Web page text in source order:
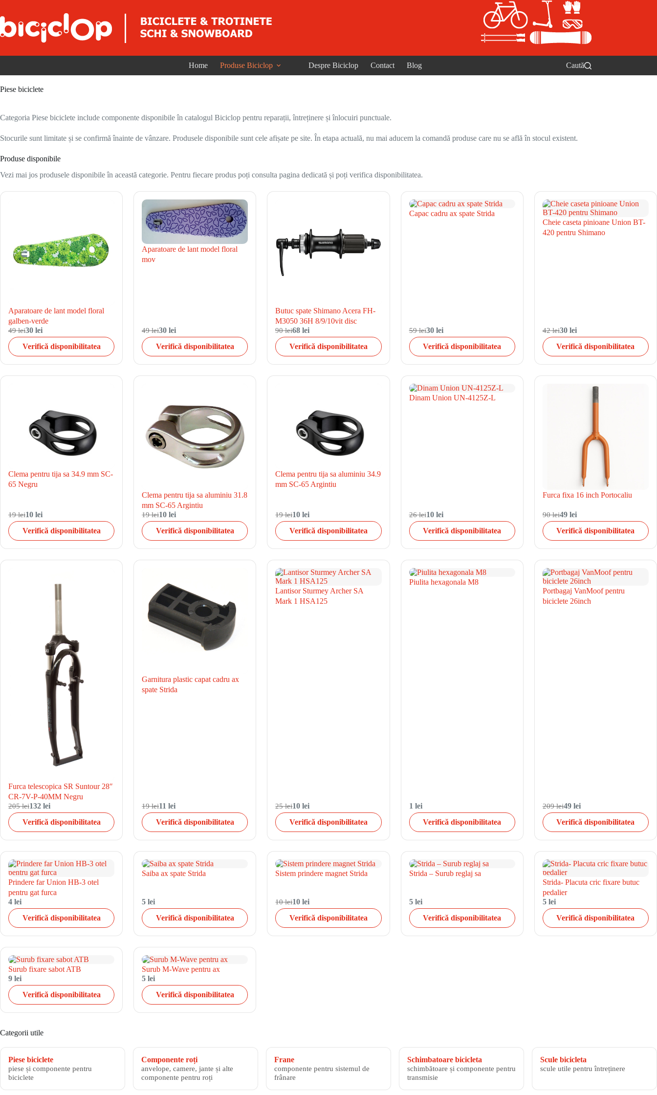
Home Produse Biciclop Despre Biciclop Contact Blog Caută
Piese biciclete
Categoria Piese biciclete include componente disponibile în catalogul Biciclop pentru reparații, întreținere și înlocuiri punctuale.
Stocurile sunt limitate și se confirmă înainte de vânzare. Produsele disponibile sunt cele afișate pe site. În etapa actuală, nu mai aducem la comandă produse care nu se află în stocul existent.
Produse disponibile
Vezi mai jos produsele disponibile în această categorie. Pentru fiecare produs poți consulta pagina dedicată și poți verifica disponibilitatea.
Aparatoare de lant model floral
galben-verde
49 lei30 lei
Verifică disponibilitatea
Aparatoare de lant model floral
mov
49 lei30 lei
Verifică disponibilitatea
Butuc spate Shimano Acera FH-
M3050 36H 8/9/10vit disc
90 lei68 lei
Verifică disponibilitatea
Capac cadru ax spate Strida
59 lei30 lei
Verifică disponibilitatea
Cheie caseta pinioane Union BT-
420 pentru Shimano
42 lei30 lei
Verifică disponibilitatea
Clema pentru tija sa 34.9 mm SC-
65 Negru
19 lei10 lei
Verifică disponibilitatea
Clema pentru tija sa aluminiu 31.8
mm SC-65 Argintiu
19 lei10 lei
Verifică disponibilitatea
Clema pentru tija sa aluminiu 34.9
mm SC-65 Argintiu
19 lei10 lei
Verifică disponibilitatea
Dinam Union UN-4125Z-L
26 lei10 lei
Verifică disponibilitatea
Furca fixa 16 inch Portocaliu
90 lei49 lei
Verifică disponibilitatea
Furca telescopica SR Suntour 28″
CR-7V-P-40MM Negru
205 lei132 lei
Verifică disponibilitatea
Garnitura plastic capat cadru ax
spate Strida
19 lei11 lei
Verifică disponibilitatea
Lantisor Sturmey Archer SA
Mark 1 HSA125
25 lei10 lei
Verifică disponibilitatea
Piulita hexagonala M8
1 lei
Verifică disponibilitatea
Portbagaj VanMoof pentru
biciclete 26inch
209 lei49 lei
Verifică disponibilitatea
Prindere far Union HB-3 otel
pentru gat furca
4 lei
Verifică disponibilitatea
Saiba ax spate Strida
5 lei
Verifică disponibilitatea
Sistem prindere magnet Strida
10 lei10 lei
Verifică disponibilitatea
Strida – Surub reglaj sa
5 lei
Verifică disponibilitatea
Strida- Placuta cric fixare butuc
pedalier
5 lei
Verifică disponibilitatea
Surub fixare sabot ATB
9 lei
Verifică disponibilitatea
Surub M-Wave pentru ax
5 lei
Verifică disponibilitatea
Categorii utile
Piese biciclete
piese și componente pentru
biciclete
Componente roți
anvelope, camere, jante și alte
componente pentru roți
Frane
componente pentru sistemul de
frânare
Schimbatoare bicicleta
schimbătoare și componente pentru
transmisie
Scule bicicleta
scule utile pentru întreținere